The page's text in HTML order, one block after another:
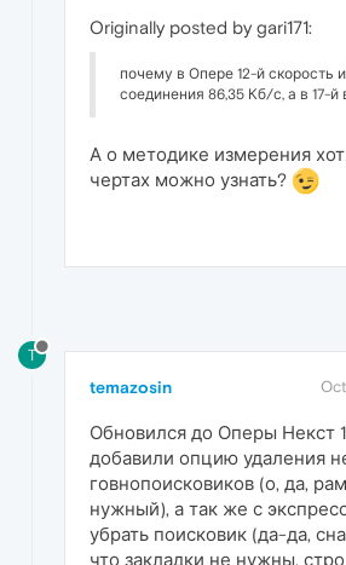
Originally posted by gari171:
почему в Опере 12-й скорость
соединения 86,35 Кб/с, а в 17-й
А о методике измерения
чертах можно узнать?
T
temazosin
Обновился до Оперы Некст
добавили опцию удаления
говнопоисковиков (о, да,
нужный), а так же с
убрать поисковик (да-да,
что закладки не нужны,